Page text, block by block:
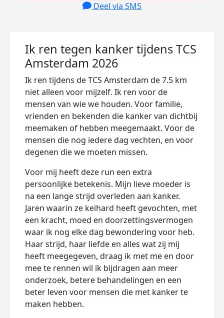
Deel via SMS
Ik ren tegen kanker tijdens TCS
Amsterdam 2026
Ik ren tijdens de TCS Amsterdam de 7.5 km
niet alleen voor mijzelf. Ik ren voor de
mensen van wie we houden. Voor familie,
vrienden en bekenden die kanker van dichtbij
meemaken of hebben meegemaakt. Voor de
mensen die nog iedere dag vechten, en voor
degenen die we moeten missen.
Voor mij heeft deze run een extra
persoonlijke betekenis. Mijn lieve moeder is
na een lange strijd overleden aan kanker.
Jaren waarin ze keihard heeft gevochten, met
een kracht, moed en doorzettingsvermogen
waar ik nog elke dag bewondering voor heb.
Haar strijd, haar liefde en alles wat zij mij
heeft meegegeven, draag ik met me en door
mee te rennen wil ik bijdragen aan meer
onderzoek, betere behandelingen en een
beter leven voor mensen die met kanker te
maken hebben.